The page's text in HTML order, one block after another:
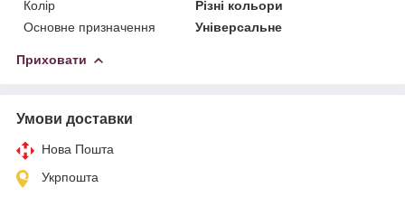
Колір
Різні кольори
Основне призначення
Універсальне
Приховати
Умови доставки
Нова Пошта
Укрпошта